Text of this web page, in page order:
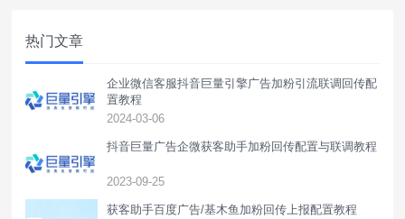
热门文章
企业微信客服抖音巨量引擎广告加粉引流联调回传配
置教程
2024-03-06
抖音巨量广告企微获客助手加粉回传配置与联调教程
2023-09-25
获客助手百度广告/基木鱼加粉回传上报配置教程